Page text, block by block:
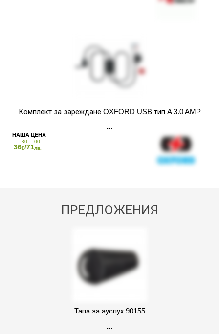
ПРЕДЛОЖЕНИЯ
Тапа за ауспух 90155
Комплект за зареждане OXFORD USB тип A 3.0 AMP
36
30
€/71
00
лв.